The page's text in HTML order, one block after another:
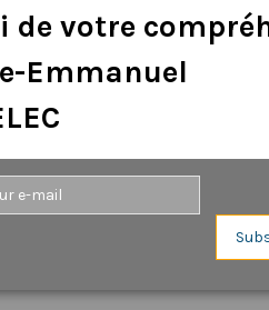
de votre
Emmanuel